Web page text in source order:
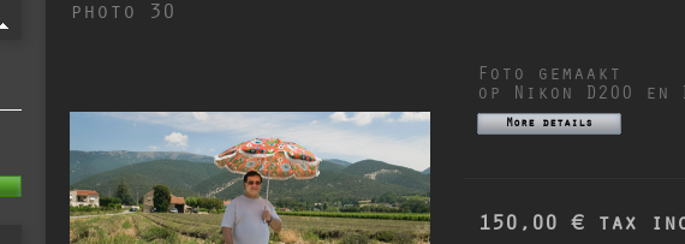
photo 30
Foto gemaakt
op Nikon D200 en
More details
150,00 €tax